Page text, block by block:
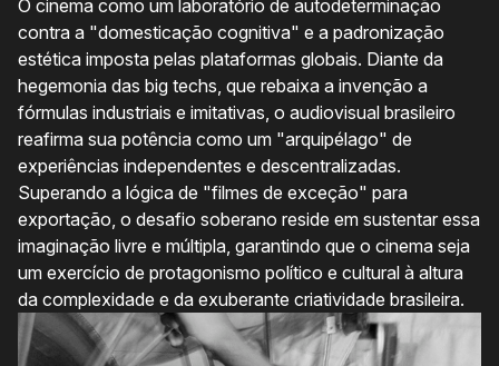
O cinema como um laboratório de autodeterminação
contra a "domesticação cognitiva" e a padronização
estética imposta pelas plataformas globais. Diante da
hegemonia das big techs, que rebaixa a invenção a
fórmulas industriais e imitativas, o audiovisual brasileiro
reafirma sua potência como um "arquipélago" de
experiências independentes e descentralizadas.
Superando a lógica de "filmes de exceção" para
exportação, o desafio soberano reside em sustentar essa
imaginação livre e múltipla, garantindo que o cinema seja
um exercício de protagonismo político e cultural à altura
da complexidade e da exuberante criatividade brasileira.